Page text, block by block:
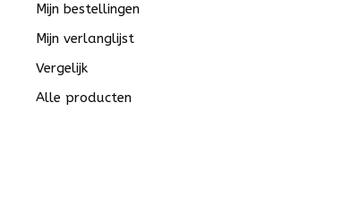
Mijn bestellingen
Mijn verlanglijst
Vergelijk
Alle producten